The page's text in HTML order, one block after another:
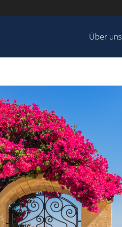
Über uns